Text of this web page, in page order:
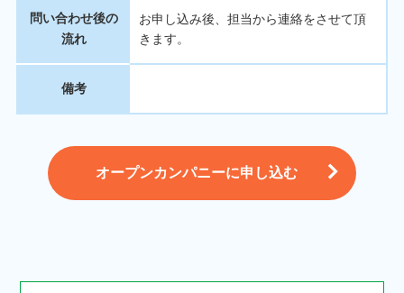
問い合わせ後の
流れ
お申し込み後、担当から連絡をさせて頂
きます。
備考
オープンカンパニーに申し込む